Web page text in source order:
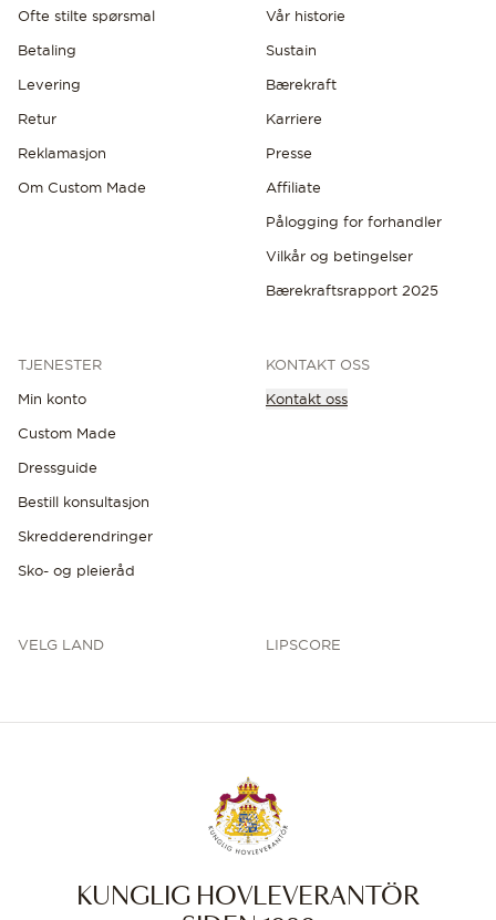
Ofte stilte spørsmal
Betaling
Levering
Retur
Reklamasjon
Om Custom Made
Vår historie
Sustain
Bærekraft
Karriere
Presse
Affiliate
Pålogging for forhandler
Vilkår og betingelser
Bærekraftsrapport 2025
TJENESTER
Min konto
Custom Made
Dressguide
Bestill konsultasjon
Skredderendringer
Sko- og pleieråd
KONTAKT OSS
Kontakt oss
VELG LAND LIPSCORE
KUNGLIG HOVLEVERANTÖR